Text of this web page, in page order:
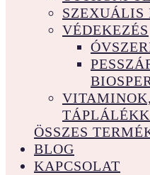
SZEXUÁLIS
VÉDEKEZÉS
VITAMINOK,
ÖSSZES
BLOG
KAPCSOLAT